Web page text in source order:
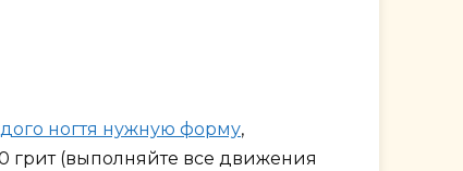
ногтя нужную форму,
грит (выполняйте все движения